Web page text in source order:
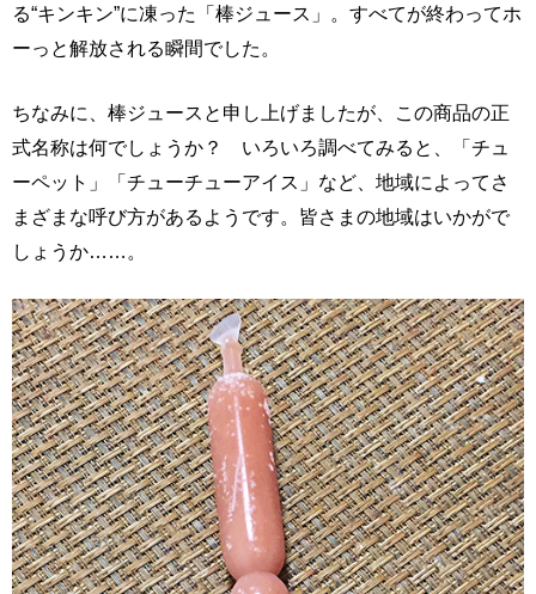
る“キンキン”に凍った「棒ジュース」。すべてが終わってホ
ーっと解放される瞬間でした。
ちなみに、棒ジュースと申し上げましたが、この商品の正
式名称は何でしょうか？ いろいろ調べてみると、「チュ
ーペット」「チューチューアイス」など、地域によってさ
まざまな呼び方があるようです。皆さまの地域はいかがで
しょうか……。